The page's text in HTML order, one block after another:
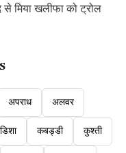
मिया खलीफा को ट्रोल
अपराध अलवर
कबड्डी कुश्ती